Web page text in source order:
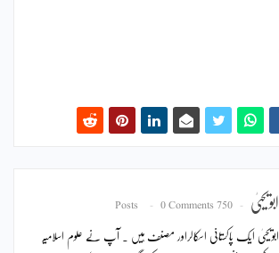
ابویحییٰ 750 Posts
0 Comments
ابویحییٰ ایک پاکستانی اسکالراور مصنف ہیں ۔ آپ نے علوم اسلامیہ